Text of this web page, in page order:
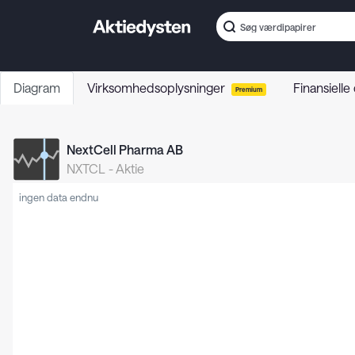
Diagram Virksomhedsoplysninger Premium
NextCell Pharma AB
NXTCL -Aktie
ingen data endnu